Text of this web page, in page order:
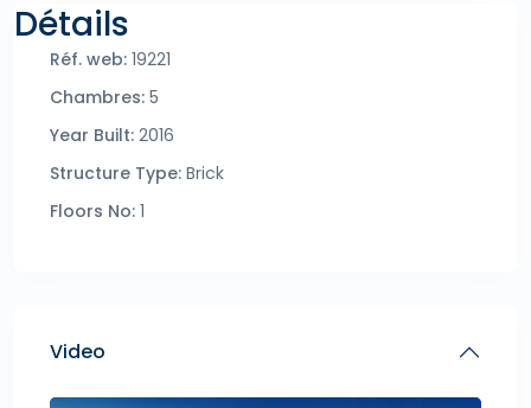
Détails
Réf. web: 19221
Chambres: 5
Year Built: 2016
Structure Type: Brick
Floors No: 1
Video